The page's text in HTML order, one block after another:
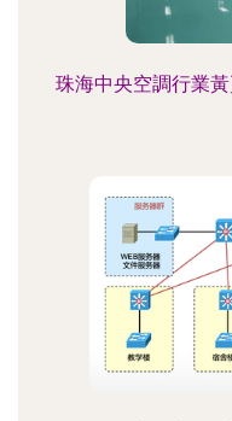
珠海中央空調行業